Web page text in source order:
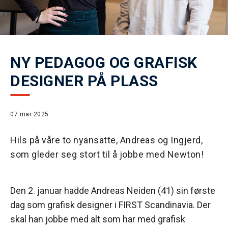
NY PEDAGOG OG GRAFISK
DESIGNER PÅ PLASS
07 mar 2025
Hils på våre to nyansatte, Andreas og Ingjerd,
som gleder seg stort til å jobbe med Newton!
Den 2. januar hadde Andreas Neiden (41) sin første
dag som grafisk designer i FIRST Scandinavia. Der
skal han jobbe med alt som har med grafisk